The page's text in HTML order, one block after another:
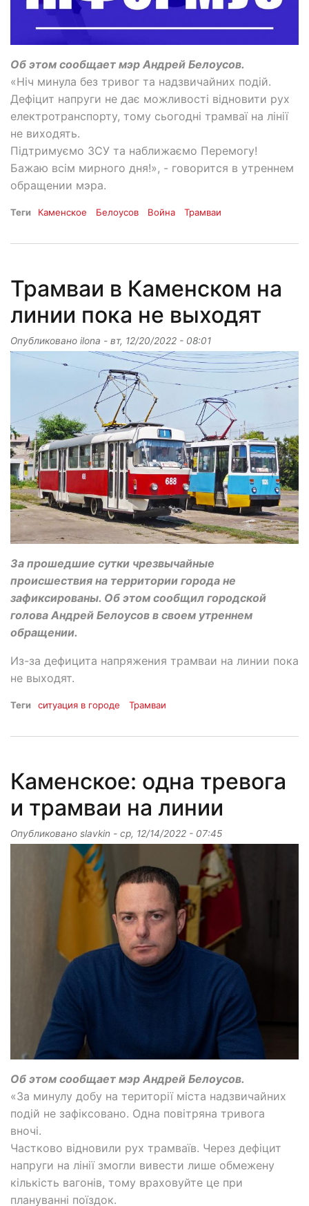
Об этом сообщает мэр Андрей Белоусов.
«Ніч минула без тривог та надзвичайних подій.
Дефіцит напруги не дає можливості відновити рух
електротранспорту, тому сьогодні трамваї на лінії
не виходять.
Підтримуємо ЗСУ та наближаємо Перемогу!
Бажаю всім мирного дня!», - говорится в утреннем
обращении мэра.
Теги Каменское Белоусов Война Трамваи
Трамваи в Каменском на
линии пока не выходят
Опубликовано ilona - вт, 12/20/2022 - 08:01
За прошедшие сутки чрезвычайные
происшествия на территории города не
зафиксированы. Об этом сообщил городской
голова Андрей Белоусов в своем утреннем
обращении.
Из-за дефицита напряжения трамваи на линии пока
не выходят.
Теги ситуация в городе Трамваи
Каменское: одна тревога
и трамваи на линии
Опубликовано slavkin - ср, 12/14/2022 - 07:45
Об этом сообщает мэр Андрей Белоусов.
«За минулу добу на території міста надзвичайних
подій не зафіксовано. Одна повітряна тривога
вночі.
Частково відновили рух трамваїв. Через дефіцит
напруги на лінії змогли вивести лише обмежену
кількість вагонів, тому враховуйте це при
плануванні поїздок.